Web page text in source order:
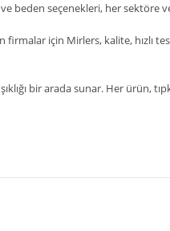
beden seçenekleri, her sektöre
firmalar için Mirlers, kalite, hızlı
bir arada sunar. Her ürün,